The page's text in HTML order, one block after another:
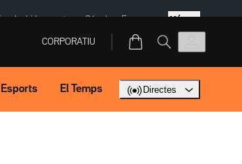
Isaki Lacuesta Sánchez Europa Més
CORPORATIU
Esports El Temps Directes